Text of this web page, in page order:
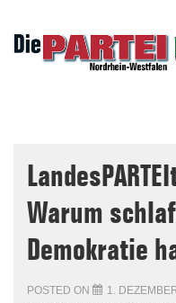
Skip
Warum
Demokratie
POSTED ON 1.